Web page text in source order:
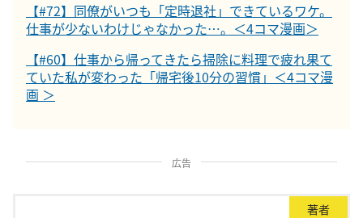
【#72】同僚がいつも「定時退社」できているワケ。
仕事が少ないわけじゃなかった…。＜4コマ漫画＞
【#60】仕事から帰ってきたら掃除に料理で疲れ果て
ていた私が変わった「帰宅後10分の習慣」＜4コマ漫
画 ＞
広告
著者